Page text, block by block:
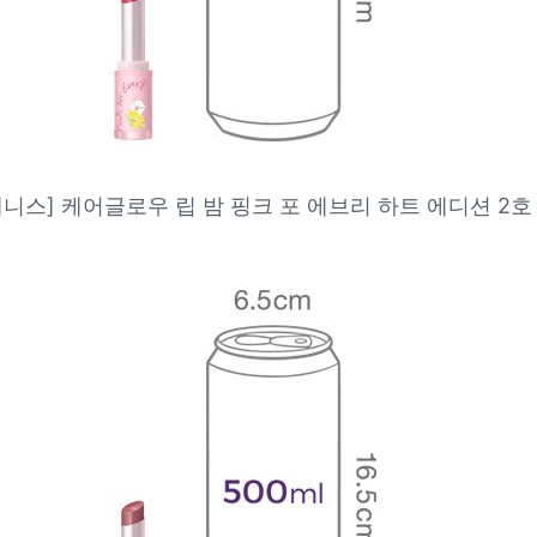
스] 케어글로우 립 밤 핑크 포 에브리 하트 에디션 2호